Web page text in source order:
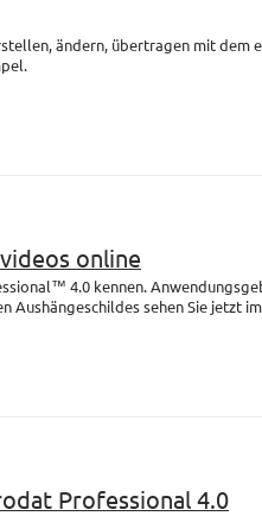
ändern, übertragen mit dem
online
4.0 kennen.
Aushängeschildes sehen Sie jetzt
Professional 4.0